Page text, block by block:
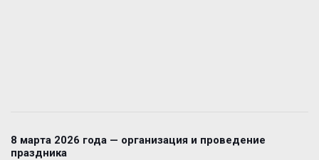
8 марта 2026 года — организация и проведение
праздника